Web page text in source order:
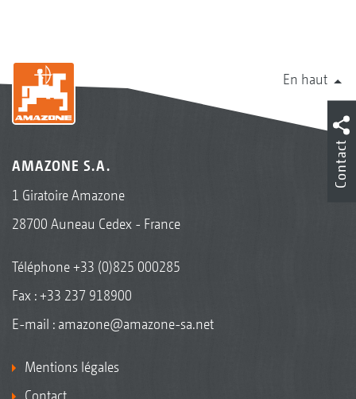
En haut
AMAZONE S.A.
1 Giratoire Amazone
28700 Auneau Cedex - France
Téléphone+33 (0)825 000285
Fax : +33 237 918900
E-mail : amazone@amazone-sa.net
Mentions légales
Contact
Contact